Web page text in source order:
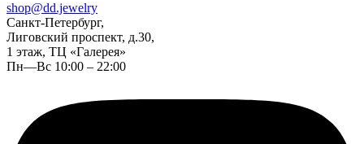
shop@dd.jewelry
Санкт-Петербург,
Лиговский проспект, д.30,
1 этаж, ТЦ «Галерея»
Пн—Вс 10:00 – 22:00